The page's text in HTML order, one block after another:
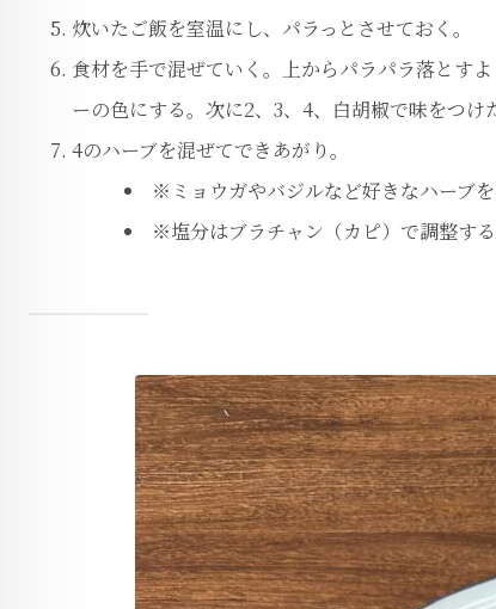
炊いたご飯を室温にし、パラっとさせておく。
食材を手で混ぜていく。上からパラパラ落とす
ーの色にする。次に2、3、4、白胡椒で味をつけ
4のハーブを混ぜてできあがり。
※ミョウガやバジルなど好きなハーブを
※塩分はブラチャン（カピ）で調整する